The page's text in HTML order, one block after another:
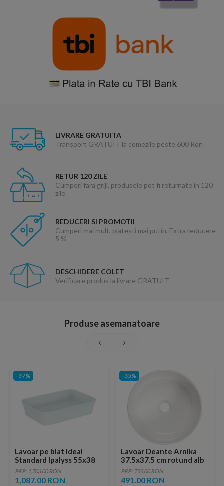
LIVRARE GRATUITA
Transport GRATUIT la comezile peste 600 Ron
RETUR 120 ZILE
Cumperi fara griji, produsele pot fi returnate in 120
zile
REDUCERI SI PROMOTII
Cumperi mai mult, platesti mai putin. Extra reducere
5 %
DESCHIDERE COLET
Verificare produs la livrare GRATUIT
Produse asemanatoare
-37%
Lavoar pe blat Ideal
Standard Ipalyss 55x38
cm, alb
PRP: 1,703.00 RON
1,087.00 RON
-35%
Lavoar Deante Arnika
37.5x37.5 cm rotund alb
montaj pe blat
PRP: 755.00 RON
491.00 RON